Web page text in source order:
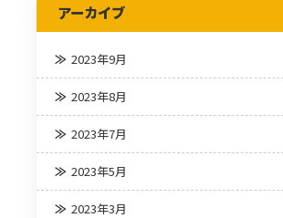
アーカイブ
2023年9月
2023年8月
2023年7月
2023年5月
2023年3月